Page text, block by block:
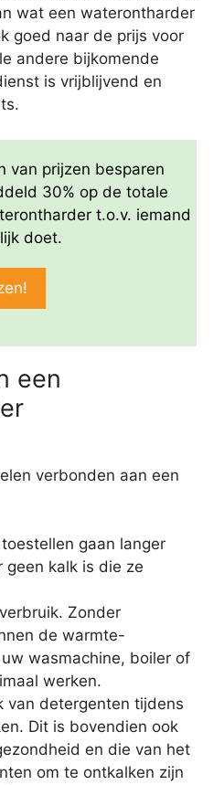
wat een waterontharder
goed naar de prijs voor
andere bijkomende
is vrijblijvend en
van prijzen besparen
30% op de totale
t.o.v. iemand
doet.
een
verbonden aan een
gaan langer
geen kalk is die ze
Zonder
de warmte-
wasmachine, boiler of
werken.
van detergenten tijdens
Dit is bovendien ook
en die van het
om te ontkalken zijn